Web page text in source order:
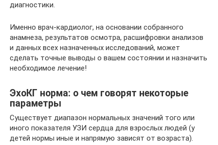
диагностики.
Именно врач-кардиолог, на основании собранного
анамнеза, результатов осмотра, расшифровки анализов
и данных всех назначенных исследований, может
сделать точные выводы о вашем состоянии и назначить
необходимое лечение!
ЭхоКГ норма: о чем говорят некоторые
параметры
Существует диапазон нормальных значений того или
иного показателя УЗИ сердца для взрослых людей (у
детей нормы иные и напрямую зависят от возраста).